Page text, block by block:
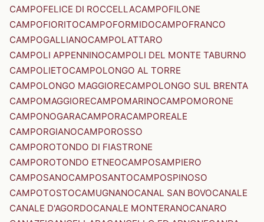
CAMPOFELICE DI ROCCELLACAMPOFILONE
CAMPOFIORITOCAMPOFORMIDOCAMPOFRANCO
CAMPOGALLIANOCAMPOLATTARO
CAMPOLI APPENNINOCAMPOLI DEL MONTE TABURNO
CAMPOLIETOCAMPOLONGO AL TORRE
CAMPOLONGO MAGGIORECAMPOLONGO SUL BRENTA
CAMPOMAGGIORECAMPOMARINOCAMPOMORONE
CAMPONOGARACAMPORACAMPOREALE
CAMPORGIANOCAMPOROSSO
CAMPOROTONDO DI FIASTRONE
CAMPOROTONDO ETNEOCAMPOSAMPIERO
CAMPOSANOCAMPOSANTOCAMPOSPINOSO
CAMPOTOSTOCAMUGNANOCANAL SAN BOVOCANALE
CANALE D'AGORDOCANALE MONTERANOCANARO